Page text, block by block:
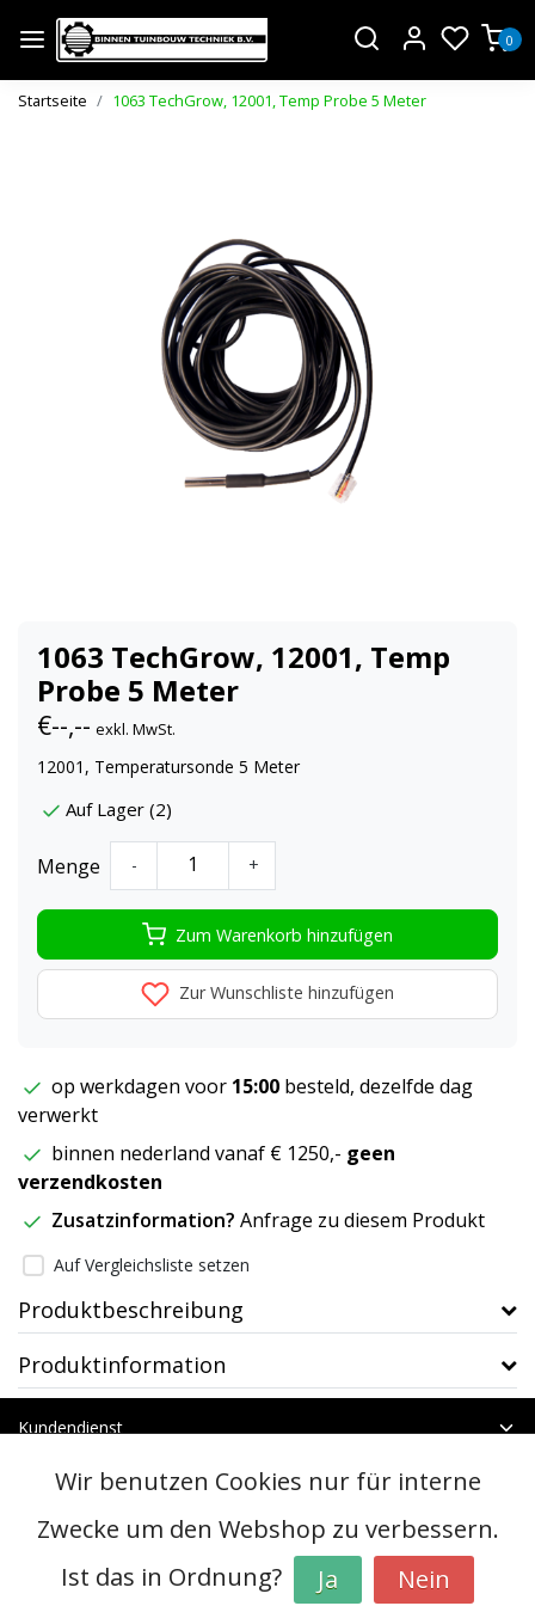
0
Startseite 1063 TechGrow, 12001, Temp Probe 5 Meter
1063 TechGrow, 12001, Temp
Probe 5 Meter
€--,-- exkl. MwSt.
12001, Temperatursonde 5 Meter
Auf Lager (2)
Menge - +
Zum Warenkorb hinzufügen
Zur Wunschliste hinzufügen
op werkdagen voor 15:00 besteld, dezelfde dag
verwerkt
binnen nederland vanaf € 1250,- geen
verzendkosten
Zusatzinformation? Anfrage zu diesem Produkt
Auf Vergleichsliste setzen
Produktbeschreibung
Produktinformation
Kundendienst
Kategorien
Kontakt
© Copyright 2026 - btt | RealisatieInStijl Media
Wir benutzen Cookies nur für interne
Zwecke um den Webshop zu verbessern.
Ist das in Ordnung?
Ja Nein